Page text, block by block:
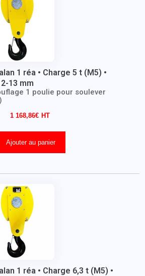
1 réa • Charge 5 t (M5) •
13 mm
1 poulie pour soulever
1 168,86€
Ajouter au panier
1 réa • Charge 6,3 t (M5) •